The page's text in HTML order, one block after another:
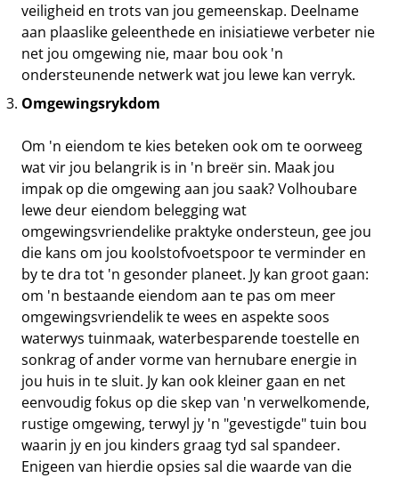
veiligheid en trots van jou gemeenskap. Deelname
aan plaaslike geleenthede en inisiatiewe verbeter nie
net jou omgewing nie, maar bou ook 'n
ondersteunende netwerk wat jou lewe kan verryk.
Omgewingsrykdom
Om 'n eiendom te kies beteken ook om te oorweeg
wat vir jou belangrik is in 'n breër sin. Maak jou
impak op die omgewing aan jou saak? Volhoubare
lewe deur eiendom belegging wat
omgewingsvriendelike praktyke ondersteun, gee jou
die kans om jou koolstofvoetspoor te verminder en
by te dra tot 'n gesonder planeet. Jy kan groot gaan:
om 'n bestaande eiendom aan te pas om meer
omgewingsvriendelik te wees en aspekte soos
waterwys tuinmaak, waterbesparende toestelle en
sonkrag of ander vorme van hernubare energie in
jou huis in te sluit. Jy kan ook kleiner gaan en net
eenvoudig fokus op die skep van 'n verwelkomende,
rustige omgewing, terwyl jy 'n "gevestigde" tuin bou
waarin jy en jou kinders graag tyd sal spandeer.
Enigeen van hierdie opsies sal die waarde van die